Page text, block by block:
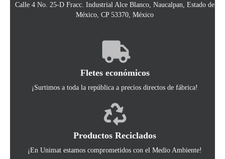
Calle 4 No. 25-D Fracc. Industrial Alce Blanco, Naucalpan, Estado de
México, CP 53370, México
Fletes económicos
¡Surtimos a toda la república a precios directos de fábrica!
Productos Reciclados
¡En Unimat estamos comprometidos con el Medio Ambiente!